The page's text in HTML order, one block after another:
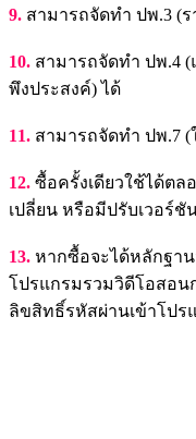
9. สามารถจัดทำ ปพ.3 (ร
10. สามารถจัดทำ ปพ.4
พึงประสงค์) ได้
11. สามารถจัดทำ ปพ.7
12. ซื้อครั้งเดียวใช้ได้ต
เปลี่ยน หรือมีปรับเวอร์
13. หากซื้อจะได้หลักฐาน
โปรแกรมรวมวิดีโอสอน
ลิขสิทธิ์รหัสผ่านเข้าโปร